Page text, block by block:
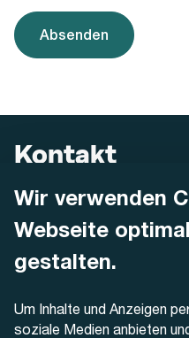
Wir verwenden
Webseite
gestalten.
Um Inhalte und Anzeigen
soziale Medien anbieten
Absenden
Kontakt
AREMO
Dornacherstrasse 48
4500 Solothurn
+41 32 622 37 22